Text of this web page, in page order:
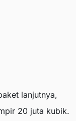
lanjutnya,
20 juta kubik.